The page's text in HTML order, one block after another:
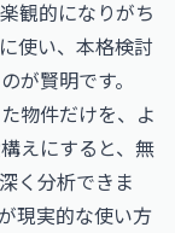
観的になりがち
使い、本格検討
が賢明です。
物件だけを、よ
えにすると、無
く分析できま
現実的な使い方